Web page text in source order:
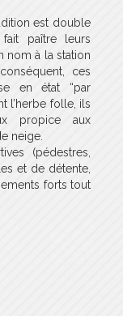
est double
paître leurs
nom à la station
ces
en état “par
l’herbe folle, ils
propice aux
neige.
(pédestres,
et de détente,
forts tout